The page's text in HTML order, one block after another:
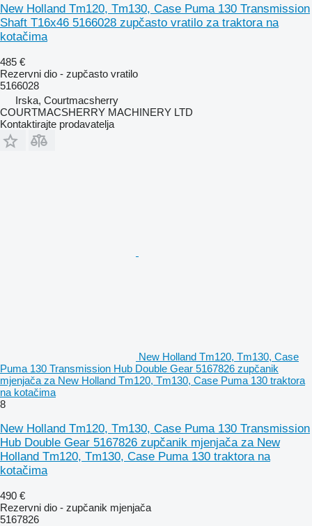
New Holland Tm120, Tm130, Case Puma 130 Transmission
Shaft T16x46 5166028 zupčasto vratilo za traktora na
kotačima
485 €
Rezervni dio - zupčasto vratilo
5166028
Irska, Courtmacsherry
COURTMACSHERRY MACHINERY LTD
Kontaktirajte prodavatelja
New Holland Tm120, Tm130, Case
Puma 130 Transmission Hub Double Gear 5167826 zupčanik
mjenjača za New Holland Tm120, Tm130, Case Puma 130 traktora
na kotačima
8
New Holland Tm120, Tm130, Case Puma 130 Transmission
Hub Double Gear 5167826 zupčanik mjenjača za New
Holland Tm120, Tm130, Case Puma 130 traktora na
kotačima
490 €
Rezervni dio - zupčanik mjenjača
5167826